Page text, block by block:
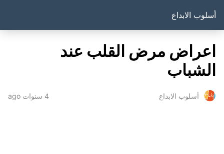
أسلوب الابداع
اعراض مرض القلب عند
الشباب
أسلوب الابداع 4 سنوات ago